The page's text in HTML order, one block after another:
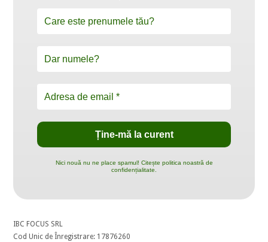
Nici nouă nu ne place spamul! Citește politica noastră de
confidențialitate.
IBC FOCUS SRL
Cod Unic de Înregistrare: 17876260